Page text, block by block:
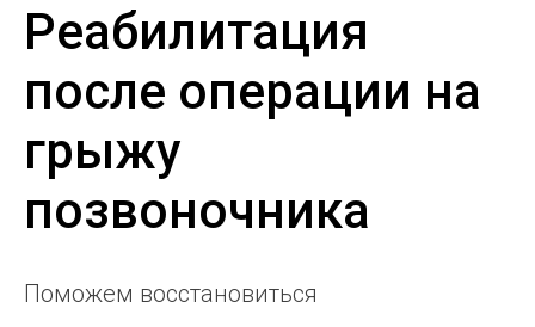
Реабилитация
после операции на
грыжу
позвоночника
Поможем восстановиться